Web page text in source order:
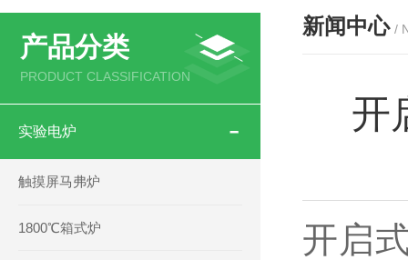
产品分类
PRODUCT CLASSIFICATION
实验电炉
触摸屏马弗炉
1800℃箱式炉
新闻中心 /
开
开启